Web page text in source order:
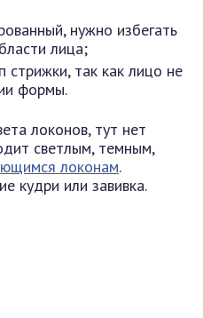
нужно избегать
лица;
стрижки, так как лицо не
формы.
локонов, тут нет
светлым, темным,
локонам.
кудри или завивка.